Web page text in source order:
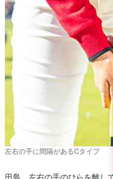
左右の手に間隔があるCタイプ